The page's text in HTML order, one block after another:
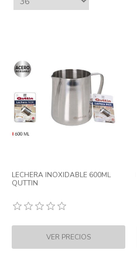
LECHERA INOXIDABLE 600ML
QUTTIN